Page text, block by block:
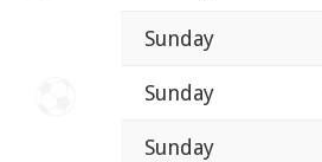
Sunday
Sunday
Sunday